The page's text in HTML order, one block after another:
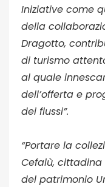
Iniziative come
della
Dragotto,
di turismo
al quale
dell’offerta e
dei flussi”.
“Portare la
Cefalù,
del patrimonio